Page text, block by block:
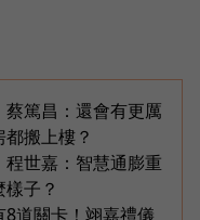
篤昌：還會有更厲
搬上樓？
世嘉：智慧通膨重
子？
道關卡！翊嘉禮儀